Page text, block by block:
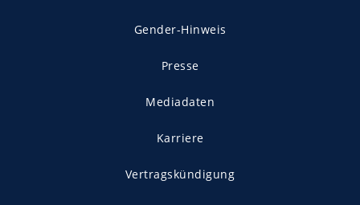
Gender-Hinweis
Presse
Mediadaten
Karriere
Vertragskündigung